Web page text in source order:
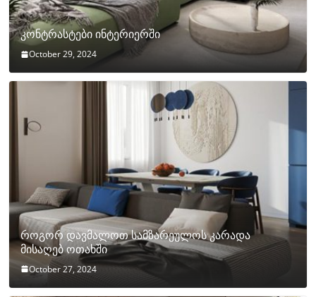
კონტრასტები ინტერიერში
October 29, 2024
როგორ დავმალოთ სამზარეულოს კარადა
მისაღებ ოთახში
October 27, 2024